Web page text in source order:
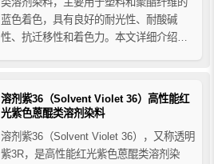
蓝色着色，具有良好的耐光性、耐酸碱
性、抗迁移性和着色力。本文详细介绍溶
溶剂紫36（Solvent Violet 36）高性能红
光紫色蒽醌类溶剂染料
溶剂紫36（Solvent Violet 36），又称透明
紫3R，是高性能红光紫色蒽醌类溶剂染